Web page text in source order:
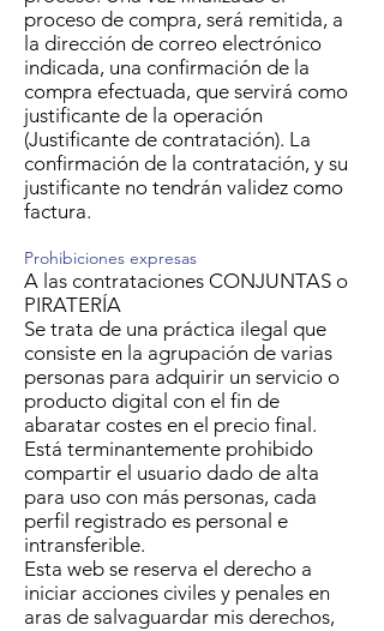
proceso de compra, será remitida, a
la dirección de correo electrónico
indicada, una confirmación de la
compra efectuada, que servirá como
justificante de la operación
(Justificante de contratación). La
confirmación de la contratación, y su
justificante no tendrán validez como
factura.
Prohibiciones expresas
A las contrataciones CONJUNTAS o
PIRATERÍA
Se trata de una práctica ilegal que
consiste en la agrupación de varias
personas para adquirir un servicio o
producto digital con el fin de
abaratar costes en el precio final.
Está terminantemente prohibido
compartir el usuario dado de alta
para uso con más personas, cada
perfil registrado es personal e
intransferible.
Esta web se reserva el derecho a
iniciar acciones civiles y penales en
aras de salvaguardar mis derechos,